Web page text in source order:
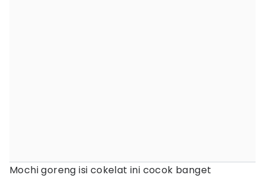
Mochi goreng isi cokelat ini cocok banget